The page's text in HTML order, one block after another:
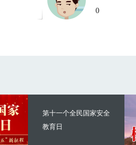
0
第十一个全民国家安全
教育日